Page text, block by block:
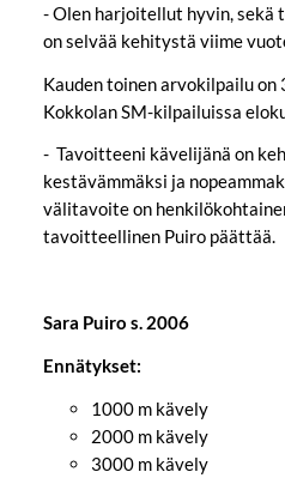
- Olen harjoitellut hyvin, sekä
on selvää kehitystä viime
Kauden toinen arvokilpailu
Kokkolan SM-kilpailuissa
- Tavoitteeni kävelijänä on
kestävämmäksi ja
välitavoite on
tavoitteellinen Puiro päättää.
Sara Puiro s. 2006
Ennätykset:
1000 m
2000 m kävely
3000 m kävely